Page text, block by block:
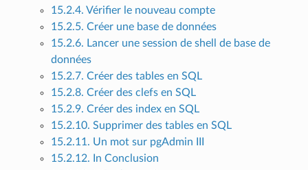
15.2.4. Vérifier le nouveau compte
15.2.5. Créer une base de données
15.2.6. Lancer une session de shell de base de
données
15.2.7. Créer des tables en SQL
15.2.8. Créer des clefs en SQL
15.2.9. Créer des index en SQL
15.2.10. Supprimer des tables en SQL
15.2.11. Un mot sur pgAdmin III
15.2.12. In Conclusion